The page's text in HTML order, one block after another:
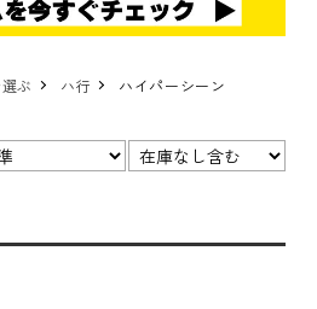
ぶ ハ行 ハイパーシーン